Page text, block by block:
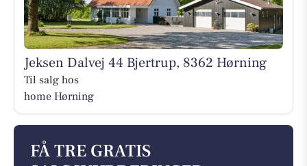
Jeksen Dalvej 44 Bjertrup, 8362 Hørning
Til salg hos
home Hørning
FÅ TRE GRATIS